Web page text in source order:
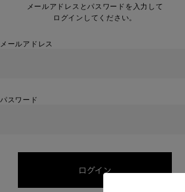
メールアドレスとパスワードを入力して
ログインしてください。
メールアドレス
パスワード